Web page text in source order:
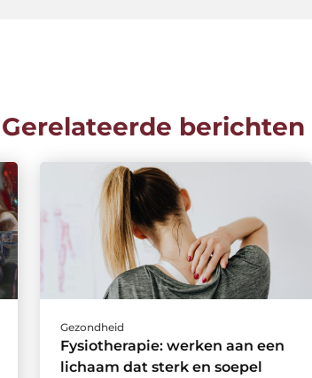
Gerelateerde berichten
Gezondheid
Fysiotherapie: werken aan een
lichaam dat sterk en soepel